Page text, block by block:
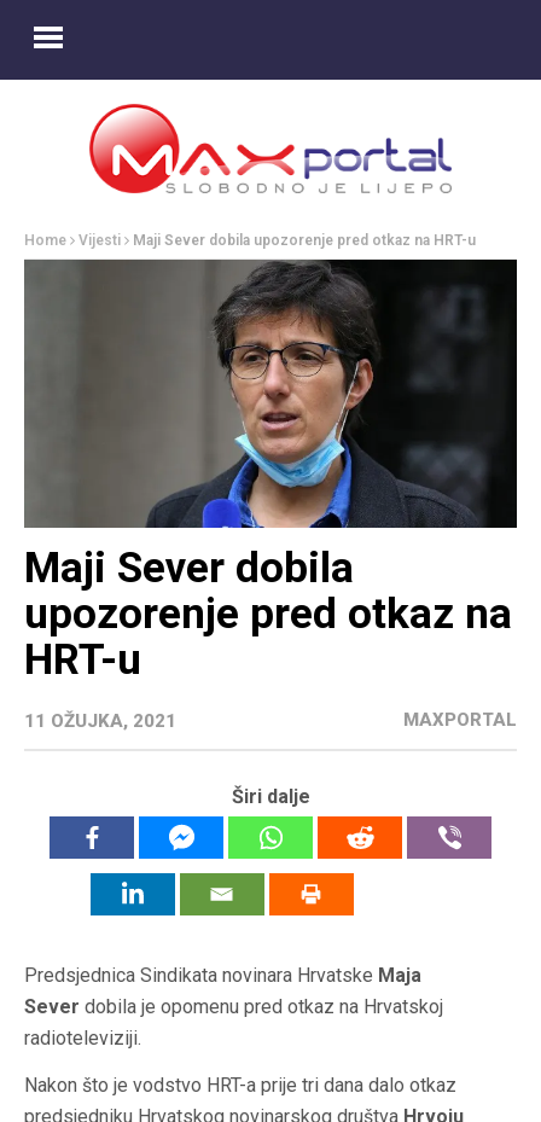
Home Vijesti Maji Sever dobila upozorenje pred otkaz na HRT-u
Maji Sever dobila
upozorenje pred otkaz na
HRT-u
11 OŽUJKA, 2021 MAXPORTAL
Širi dalje
Predsjednica Sindikata novinara Hrvatske Maja
Sever dobila je opomenu pred otkaz na Hrvatskoj
radioteleviziji.
Nakon što je vodstvo HRT-a prije tri dana dalo otkaz
predsjedniku Hrvatskog novinarskog društva Hrvoju